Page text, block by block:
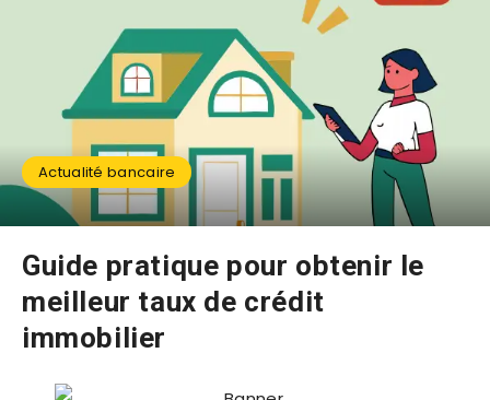
Actualité bancaire
Guide pratique pour obtenir le
meilleur taux de crédit
immobilier